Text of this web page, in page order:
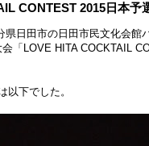
CONTEST 2015日本予
県日田市の日田市民文化会館
「LOVE HITA COCKTAIL
以下でした。